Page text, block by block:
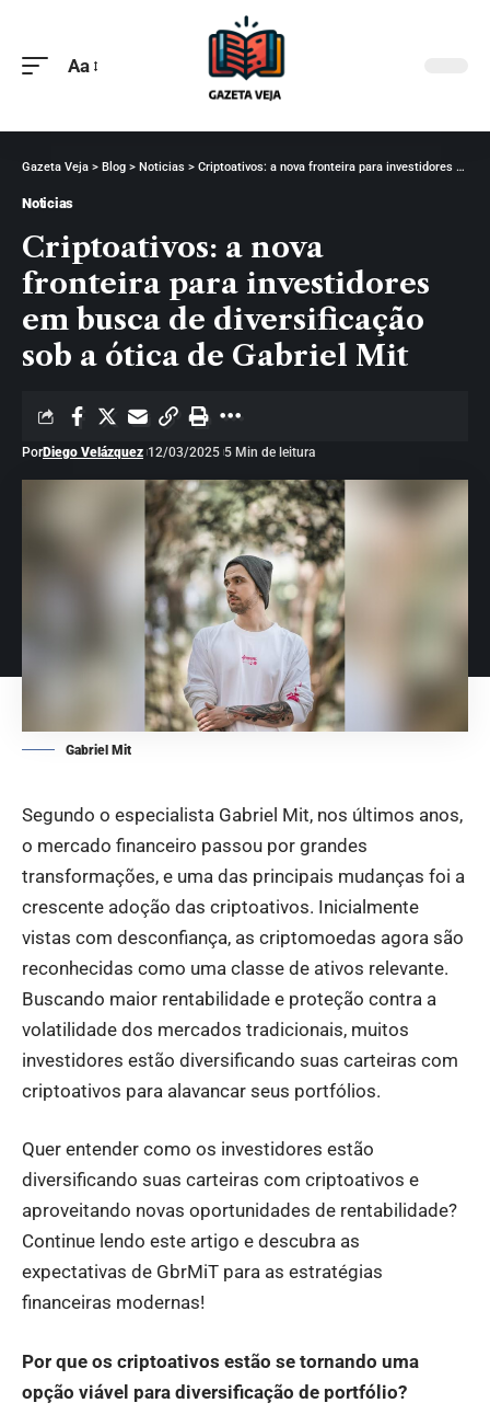
Aa
Gazeta Veja > Blog > Noticias > Criptoativos: a nova fronteira para investidores em busca de diversificação sob a ótica de Gabriel Mit
Noticias
Criptoativos: a nova
fronteira para investidores
em busca de diversificação
sob a ótica de Gabriel Mit
PorDiego Velázquez 12/03/2025 5 Min de leitura
Gabriel Mit
Segundo o especialista Gabriel Mit, nos últimos anos,
o mercado financeiro passou por grandes
transformações, e uma das principais mudanças foi a
crescente adoção das criptoativos. Inicialmente
vistas com desconfiança, as criptomoedas agora são
reconhecidas como uma classe de ativos relevante.
Buscando maior rentabilidade e proteção contra a
volatilidade dos mercados tradicionais, muitos
investidores estão diversificando suas carteiras com
criptoativos para alavancar seus portfólios.
Quer entender como os investidores estão
diversificando suas carteiras com criptoativos e
aproveitando novas oportunidades de rentabilidade?
Continue lendo este artigo e descubra as
expectativas de GbrMiT para as estratégias
financeiras modernas!
Por que os criptoativos estão se tornando uma
opção viável para diversificação de portfólio?